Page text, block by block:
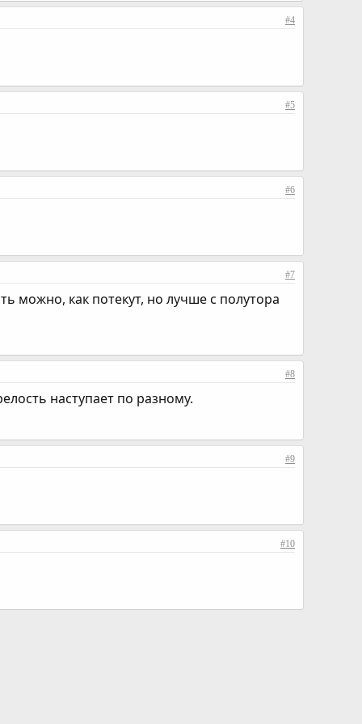
#4
#5
#6
#7
можно, как потекут, но лучше с полутора
#8
наступает по разному.
#9
#10